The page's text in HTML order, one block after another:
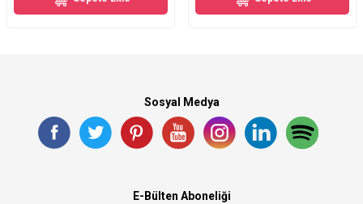
Sosyal Medya
E-Bülten Aboneliği